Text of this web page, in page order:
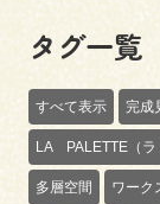
タグ一覧
すべて表示 完成
LA PALETTE（ラ
多層空間 ワーク